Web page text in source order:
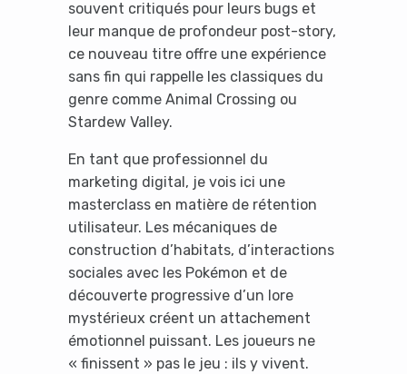
souvent critiqués pour leurs bugs et
leur manque de profondeur post-story,
ce nouveau titre offre une expérience
sans fin qui rappelle les classiques du
genre comme Animal Crossing ou
Stardew Valley.
En tant que professionnel du
marketing digital, je vois ici une
masterclass en matière de rétention
utilisateur. Les mécaniques de
construction d’habitats, d’interactions
sociales avec les Pokémon et de
découverte progressive d’un lore
mystérieux créent un attachement
émotionnel puissant. Les joueurs ne
« finissent » pas le jeu : ils y vivent.